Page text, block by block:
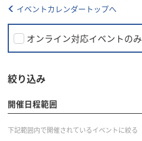
イベントカレンダートップへ
オンライン対応イベントのみ
絞り込み
開催日程範囲
下記範囲内で開催されているイベントに絞る